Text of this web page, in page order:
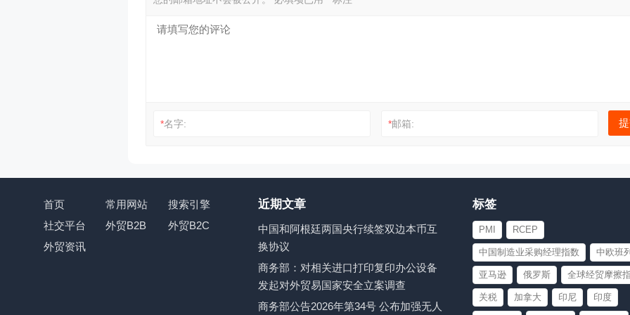
*名字: *邮箱:
首页 常用网站
搜索引擎
社交平台
外贸B2B
外贸B2C
外贸资讯
近期文章
中国和阿根廷两国央行续签双边本币互
换协议
商务部：对相关进口打印复印办公设备
发起对外贸易国家安全立案调查
商务部公告2026年第34号 公布加强无人
标签
PMI RCEP
中国制造业采购经理指数 中欧班
亚马逊 俄罗斯 全球经贸摩擦
关税 加拿大 印尼 印度